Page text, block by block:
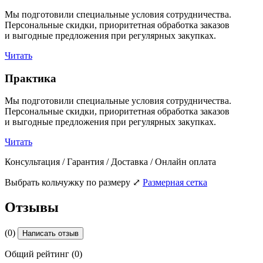
Мы подготовили специальные условия сотрудничества.
Персональные скидки, приоритетная обработка заказов
и выгодные предложения при регулярных закупках.
Читать
Практика
Мы подготовили специальные условия сотрудничества.
Персональные скидки, приоритетная обработка заказов
и выгодные предложения при регулярных закупках.
Читать
Консультация / Гарантия / Доставка / Онлайн оплата
Выбрать кольчужку по размеру ⤢ Размерная сетка
Отзывы
(0) Написать отзыв
Общий рейтинг (0)